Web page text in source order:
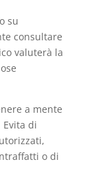
su
consultare
valuterà la
a mente
Evita di
o di